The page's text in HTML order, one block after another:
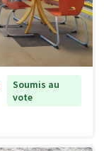
Soumis au
vote